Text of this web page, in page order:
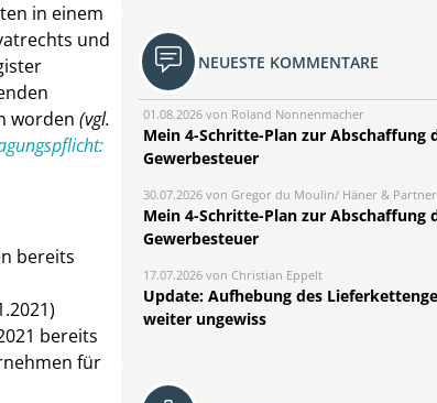
in einem
und
worden (vgl.
bereits
bereits
für
NEUESTE KOMMENTARE
01.08.2026 von Roland Nonnenmacher
Mein 4-Schritte-Plan zur Abschaffung
Gewerbesteuer
30.07.2026 von Gregor du Moulin/ Häner &
Mein 4-Schritte-Plan zur Abschaffung
Gewerbesteuer
17.07.2026 von Christian Eppelt
Update: Aufhebung des
weiter ungewiss